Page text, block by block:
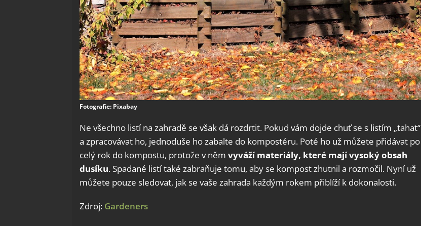
Fotografie: Pixabay
Ne všechno listí na zahradě se však dá rozdrtit. Pokud vám dojde chuť se s listím „tahat“
a zpracovávat ho, jednoduše ho zabalte do kompostéru. Poté ho už můžete přidávat po
celý rok do kompostu, protože v něm vyváží materiály, které mají vysoký obsah
dusíku. Spadané listí také zabraňuje tomu, aby se kompost zhutnil a rozmočil. Nyní už
můžete pouze sledovat, jak se vaše zahrada každým rokem přiblíží k dokonalosti.
Zdroj: Gardeners